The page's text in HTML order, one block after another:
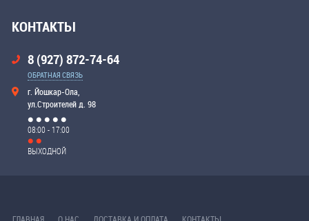
КОНТАКТЫ
8 (927) 872-74-64
ОБРАТНАЯ СВЯЗЬ
г. Йошкар-Ола,
ул.Строителей д. 98
08:00 - 17:00
ВЫХОДНОЙ